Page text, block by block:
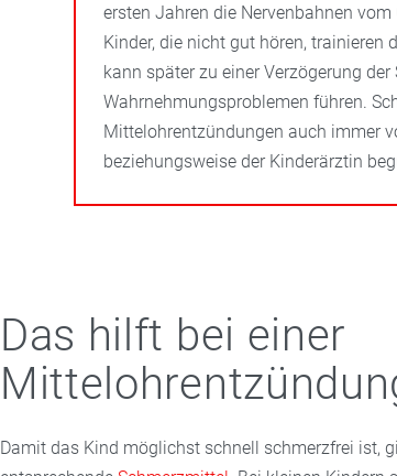
ersten Jahren die Nervenbahnen
Kinder, die nicht gut hören, trainieren
kann später zu einer Verzögerung
Wahrnehmungsproblemen führen.
Mittelohrentzündungen auch immer
beziehungsweise der Kinderärztin
Das hilft bei einer
Damit das Kind möglichst schnell schmerzfrei ist,